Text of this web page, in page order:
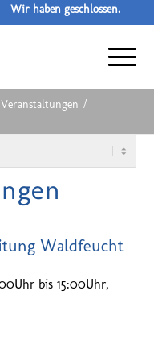
Wir haben geschlossen.
/
Waldfeucht
bis 15:00Uhr,